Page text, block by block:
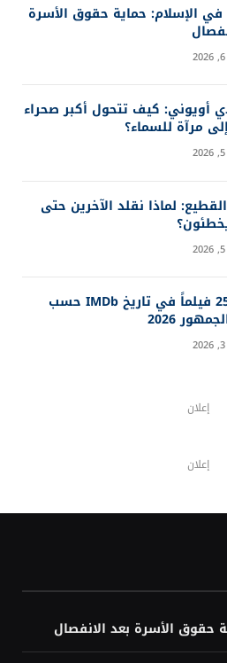
في الإسلام: حماية حقوق الأسرة
أويوني: كيف تتحول أكبر صحراء
مرآة للسماء؟
لماذا نقلد الآخرين حتى
أفضل 25 فيلماً في تاريخ IMDb حسب
2026
إعلان
إعلان
حقوق الأسرة بعد الانفصال